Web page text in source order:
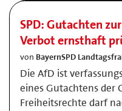
SPD: Gutachten
Verbot ernsthaft
von BayernSPD
Die AfD ist
eines Gutachtens der
Freiheitsrechte darf